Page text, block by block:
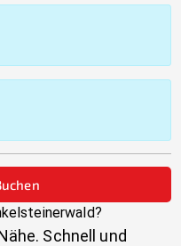
?
Schnell und